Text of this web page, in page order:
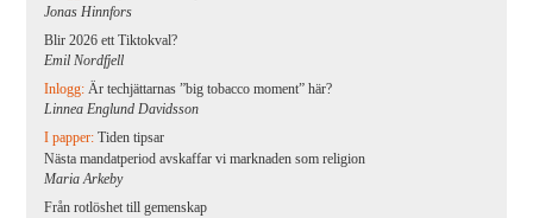
Jonas Hinnfors
Blir 2026 ett Tiktokval?
Emil Nordfjell
Inlogg:Är techjättarnas ”big tobacco moment” här?
Linnea Englund Davidsson
I papper:Tiden tipsar
Nästa mandatperiod avskaffar vi marknaden som religion
Maria Arkeby
Från rotlöshet till gemenskap